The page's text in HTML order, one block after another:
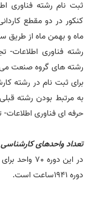
ثبت نام رشته فناوری
کنکور در دو مقطع
ماه و بهمن ماه از
رشته فناوری اطلاعات-
رشته های گروه صنعت
برای ثبت نام در رشته
به مرتبط بودن رشته
حرفه ای فناوری اطلاعات-
تعداد واحدهای
در این
دوره 1941ساعت است.